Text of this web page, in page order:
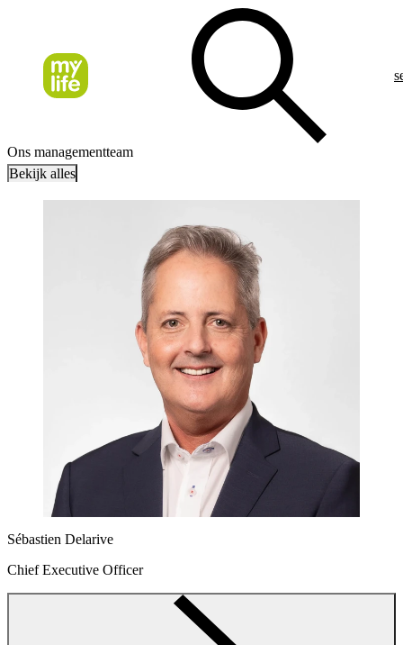
Ons managementteam
Bekijk alles
Sébastien Delarive
Chief Executive Officer